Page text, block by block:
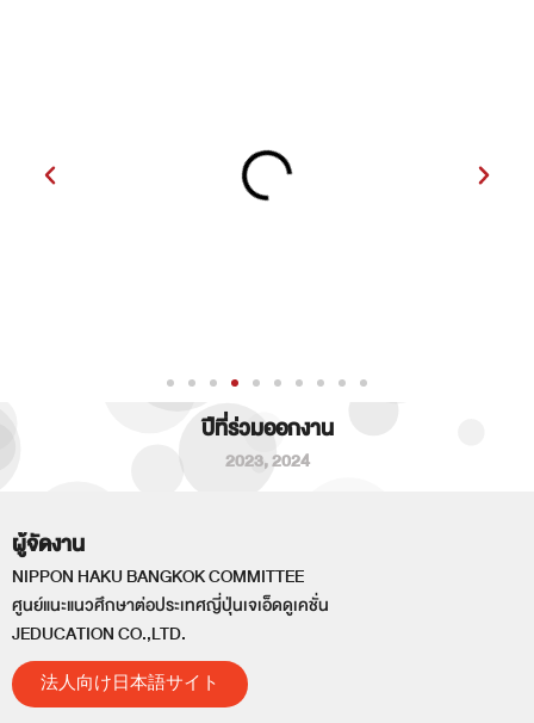
ปีที่ร่วมออกงาน
2023,2024
ผู้จัดงาน
NIPPON HAKU BANGKOK COMMITTEE
ศูนย์แนะแนวศึกษาต่อประเทศญี่ปุ่นเจเอ็ดดูเคชั่น
JEDUCATION CO.,LTD.
法人向け日本語サイト